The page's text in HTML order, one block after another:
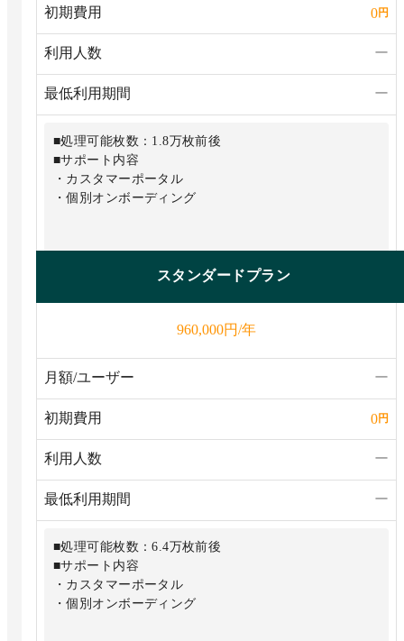
初期費用 0円
利用人数 ー
最低利用期間 ー
■処理可能枚数：1.8万枚前後
■サポート内容
・カスタマーポータル
・個別オンボーディング
スタンダードプラン
960,000円/年
月額/ユーザー ー
初期費用 0円
利用人数 ー
最低利用期間 ー
■処理可能枚数：6.4万枚前後
■サポート内容
・カスタマーポータル
・個別オンボーディング